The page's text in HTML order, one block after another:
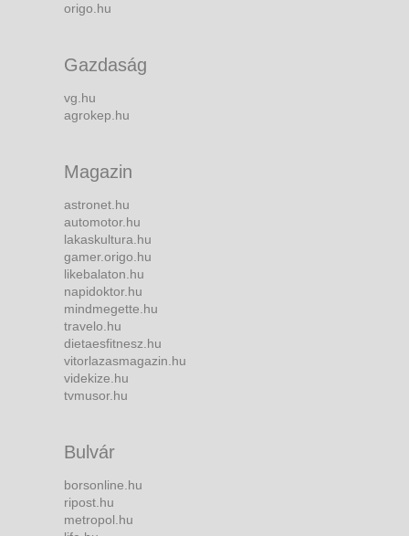
origo.hu
Gazdaság
vg.hu
agrokep.hu
Magazin
astronet.hu
automotor.hu
lakaskultura.hu
gamer.origo.hu
likebalaton.hu
napidoktor.hu
mindmegette.hu
travelo.hu
dietaesfitnesz.hu
vitorlazasmagazin.hu
videkize.hu
tvmusor.hu
Bulvár
borsonline.hu
ripost.hu
metropol.hu